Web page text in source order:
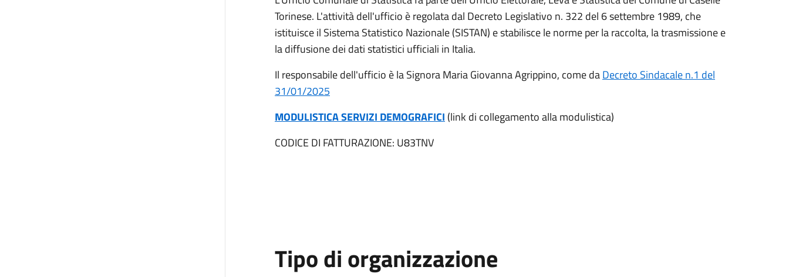
Torinese. L'attività dell'ufficio è regolata dal Decreto Legislativo n. 322 del 6 settembre 1989, che
istituisce il Sistema Statistico Nazionale (SISTAN) e stabilisce le norme per la raccolta, la trasmissione e
la diffusione dei dati statistici ufficiali in Italia.
Il responsabile dell'ufficio è la Signora Maria Giovanna Agrippino, come daDecreto Sindacale n.1 del
31/01/2025
MODULISTICA SERVIZI DEMOGRAFICI (link di collegamento alla modulistica)
CODICE DI FATTURAZIONE: U83TNV
Tipo di organizzazione